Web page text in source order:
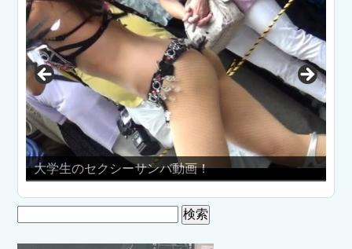
大学生のセクシーサンバ動画！
索: